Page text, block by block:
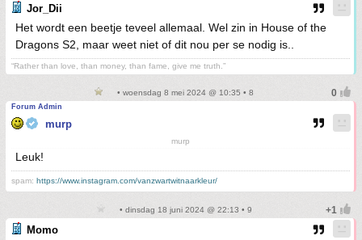
Jor_Dii
Het wordt een beetje teveel allemaal. Wel zin in House of the
Dragons S2, maar weet niet of dit nou per se nodig is..
“Rather than love, than money, than fame, give me truth.”
• woensdag 8 mei 2024 @ 10:35 • 8
Forum Admin
murp
murp
Leuk!
spam: https://www.instagram.com/vanzwartwitnaarkleur/
• dinsdag 18 juni 2024 @ 22:13 • 9
Momo